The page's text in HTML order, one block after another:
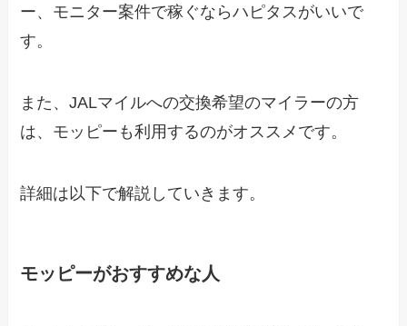
ー、モニター案件で稼ぐならハピタスがいいで
す。
また、JALマイルへの交換希望のマイラーの方
は、モッピーも利用するのがオススメです。
詳細は以下で解説していきます。
モッピーがおすすめな人